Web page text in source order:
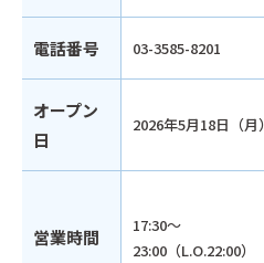
電話番号 03-3585-8201
オープン
日
2026年5月18日（月）
営業時間
17:30～
23:00（L.O.22:00）